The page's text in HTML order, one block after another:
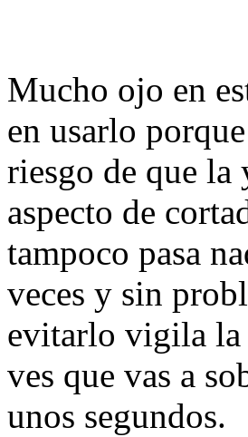
Mucho ojo en
en usarlo
riesgo de que la
aspecto de
tampoco pasa
veces y sin
evitarlo vigila la
ves que vas a
unos segundos.